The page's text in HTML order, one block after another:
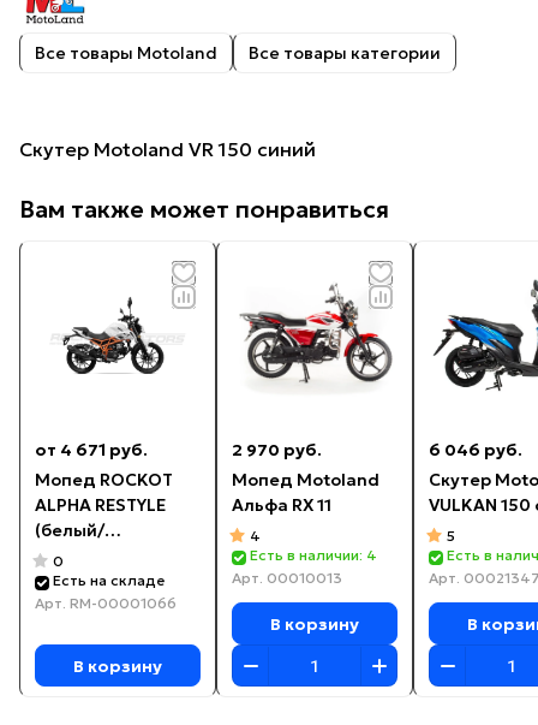
Все товары Motoland Все товары категории
Скутер Motoland VR 150 синий
Вам также может понравиться
от 4 671 руб.
Мопед ROCKOT
ALPHA RESTYLE
(белый/
оранжевый)
0
Есть на складе
Арт. RM-00001066
В корзину
2 970 руб.
Мопед Motoland
Альфа RX 11
4
Есть в наличии: 4
Арт. 00010013
В корзину
6 046 руб.
Скутер
VULKAN 150
5
Есть в
Арт.
В